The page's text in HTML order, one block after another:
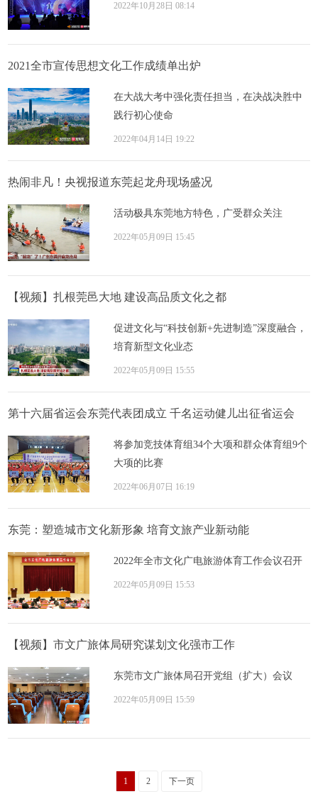
2022年10月28日 08:14
2021全市宣传思想文化工作成绩单出炉
在大战大考中强化责任担当，在决战决胜中
践行初心使命
2022年04月14日 19:22
热闹非凡！央视报道东莞起龙舟现场盛况
活动极具东莞地方特色，广受群众关注
2022年05月09日 15:45
【视频】扎根莞邑大地 建设高品质文化之都
促进文化与“科技创新+先进制造”深度融合，
培育新型文化业态
2022年05月09日 15:55
第十六届省运会东莞代表团成立 千名运动健儿出征省运会
将参加竞技体育组34个大项和群众体育组9个
大项的比赛
2022年06月07日 16:19
东莞：塑造城市文化新形象 培育文旅产业新动能
2022年全市文化广电旅游体育工作会议召开
2022年05月09日 15:53
【视频】市文广旅体局研究谋划文化强市工作
东莞市文广旅体局召开党组（扩大）会议
2022年05月09日 15:59
1 2 下一页